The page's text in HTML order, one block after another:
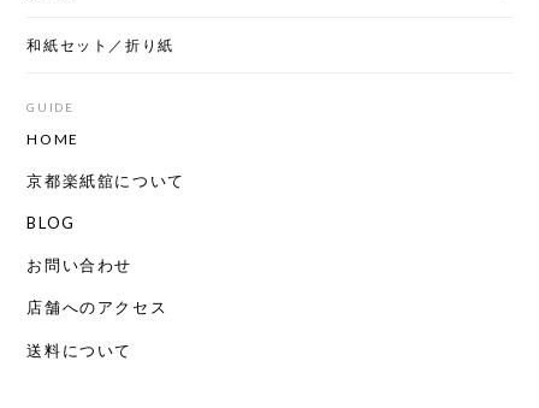
和紙セット／折り紙
GUIDE
HOME
京都楽紙舘について
BLOG
お問い合わせ
店舗へのアクセス
送料について